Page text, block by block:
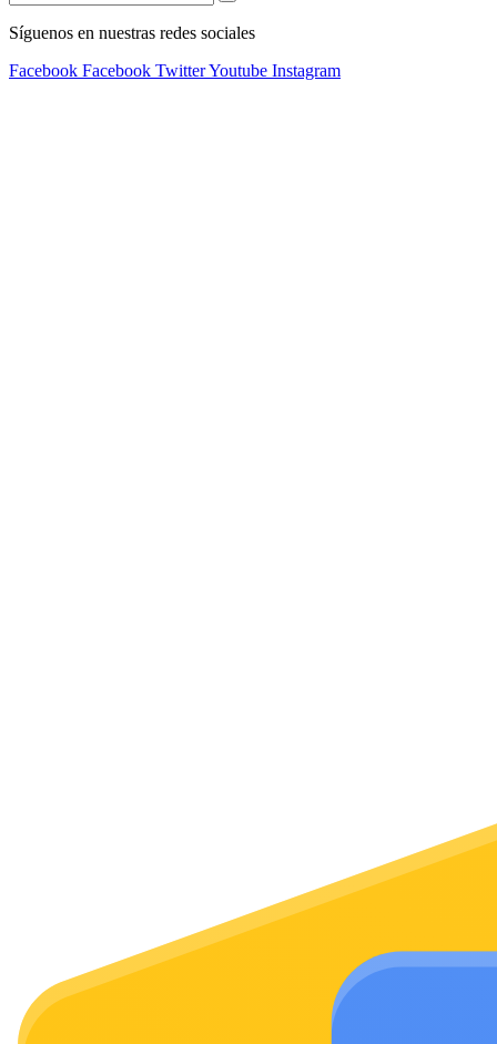
Síguenos en nuestras redes sociales
Facebook Facebook TwitterYoutube Instagram